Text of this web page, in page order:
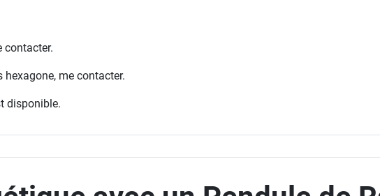
contacter.
me contacter.
disponible.